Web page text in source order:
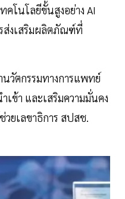
โนโลยีขั้นสูงอย่าง AI
ส่งเสริมผลิตภัณฑ์ที่
วัตกรรมทางการแพทย์
เข้า และเสริมความมั่นคง
วยเลขาธิการ สปสช.